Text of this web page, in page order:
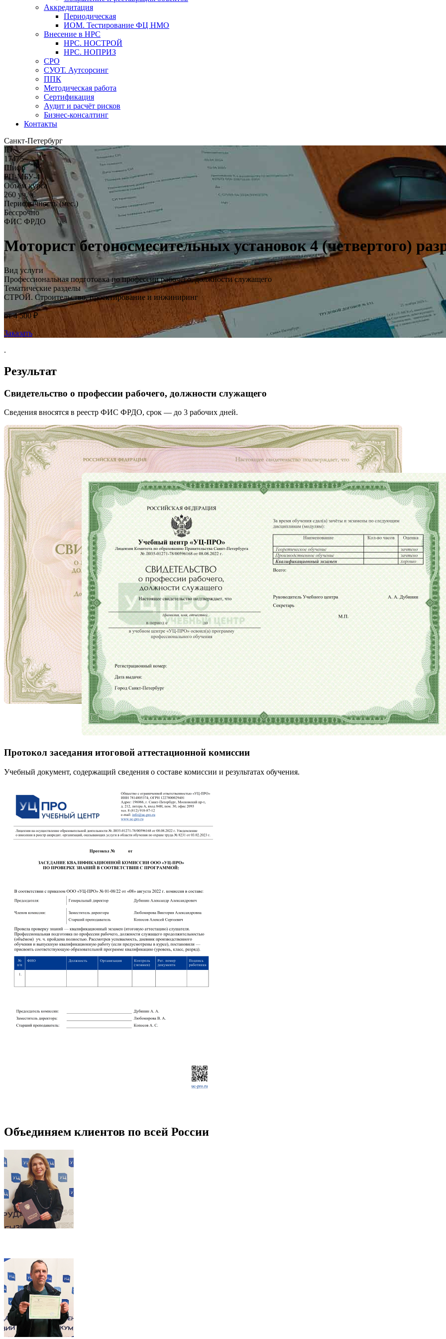
Аккредитация
Периодическая
ИОМ. Тестирование ФЦ НМО
Внесение в НРС
НРС. НОСТРОЙ
НРС. НОПРИЗ
СРО
СУОТ. Аутсорсинг
ППК
Методическая работа
Сертификация
Аудит и расчёт рисков
Бизнес-консалтинг
Контакты
Санкт-Петербург
ID
17475
Шифр
РП-МБУ-4
Объём курса
260 уч. ч.
Периодичность (мес.)
Бессрочно
ФИС ФРДО
Моторист бетоносмесительных установок 4 (четвертого)
Вид услуги
Профессиональная подготовка по профессии рабочего, должности служащего
Тематические разделы
СТРОЙ. Строительство, проектирование и инжиниринг
от 4 500 ₽
Заказать
.
Результат
Свидетельство о профессии рабочего, должности служащего
Сведения вносятся в реестр ФИС ФРДО, срок — до 3 рабочих дней.
Протокол заседания итоговой аттестационной комиссии
Учебный документ, содержащий сведения о составе комиссии и результатах обучения.
Объединяем клиентов по всей России